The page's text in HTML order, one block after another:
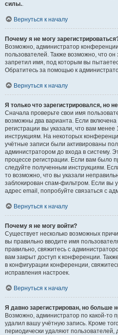
силы..
Вернуться к началу
Почему я не могу
Возможно, администратор
пользователей. Также возможно, что
запретил имя, под которым вы
Обратитесь за помощью к
Вернуться к началу
Я только что зарегистрировался, но
Сначала проверьте свои имя
возможны два варианта. Если включена
регистрации вы указали, что вам
инструкциям. На некоторых
учётные записи были активированы
администратором до входа в систему.
процессе регистрации. Если вам было
следуйте полученным инструкциям.
то возможно, что вы указали
заблокирован спам-фильтром. Если вы
адрес email, попробуйте связаться с
Вернуться к началу
Почему я не могу войти?
Существует несколько возможных
вы правильно вводите имя
правильно, свяжитесь с
вам закрыт доступ к конференции.
в конфигурации конференции,
исправления настроек.
Вернуться к началу
Я давно зарегистрирован, но больше
Возможно, администратор по какой-то
удалил вашу учётную запись. Кроме
периодически удаляют пользователей,